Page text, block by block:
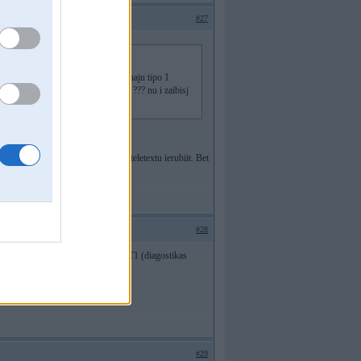
#27
ar 2 reizi abiem jo ar pirmo meginaju tipo 1
par textiem tipo subtitri vai kas ??? nu i zaibisj
taa vai tev ir 1 vai 2 versija ) arii teletextu ierubiit. Bet
#28
laikā) var izdarīt caur GT1 (diagostikas
#29